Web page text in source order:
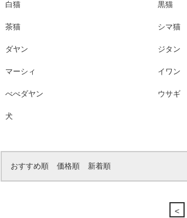
白猫 黒猫
茶猫 シマ猫
ダヤン ジタン
マーシィ イワン
べべダヤン ウサギ
犬
おすすめ順 価格順 新着順
<